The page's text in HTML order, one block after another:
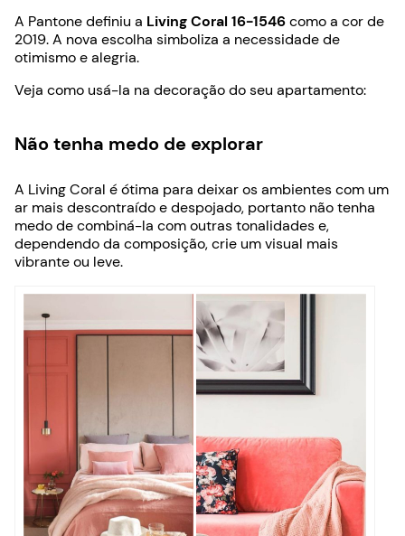
A Pantone definiu a Living Coral 16-1546como a cor de
2019. A nova escolha simboliza a necessidade de
otimismo e alegria.
Veja como usá-la na decoração do seu apartamento:
Não tenha medo de explorar
A Living Coral é ótima para deixar os ambientes com um
ar mais descontraído e despojado, portanto não tenha
medo de combiná-la com outras tonalidades e,
dependendo da composição, crie um visual mais
vibrante ou leve.